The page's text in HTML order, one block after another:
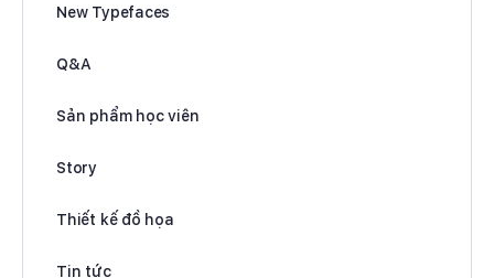
New Typefaces
Q&A
Sản phẩm học viên
Story
Thiết kế đồ họa
Tin tức